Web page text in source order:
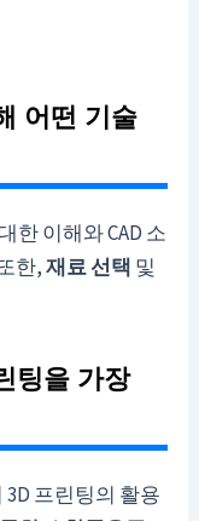
어떤 기술
한 이해와 CAD 소
한,재료 선택 및
팅을 가장
3D 프린팅의 활용